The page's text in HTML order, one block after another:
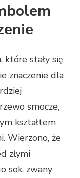
które stały się
znaczenie dla
smocze,
kształtem
Wierzono, że
złymi
sok, zwany